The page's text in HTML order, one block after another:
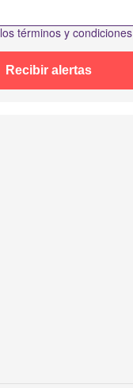
los términos y condiciones
Recibir alertas